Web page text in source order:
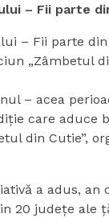
– Fii parte
– Fii parte
„Zâmbetul
– acea
care aduce
din Cutie”,
a adus,
20 județe ale